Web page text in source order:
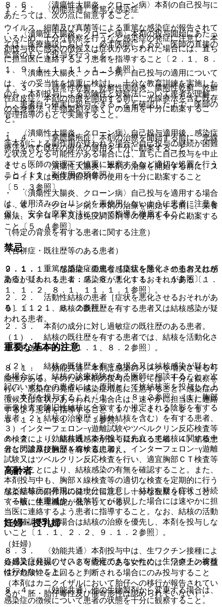
８．６． 〈潰瘍性大腸炎、クローン病〉本剤の自己投与に
あたっては、次の点に留意すること。
・ 〈潰瘍性大腸炎、クローン病〉本剤の投与開始にあたっ
ては、医療施設において、必ず医師によるか、医師の直接の
監督のもとで投与を行うこと。
・ 〈潰瘍性大腸炎、クローン病〉自己投与の適用について
は、その妥当性を慎重に検討し、十分な教育訓練を実施した
のち、本剤投与による危険性と対処法について患者が理解
し、患者自ら確実に投与できることを確認した上で、医師の
管理指導のもとで実施すること。
・ 〈潰瘍性大腸炎、クローン病〉自己投与適用後、感染症
等本剤による副作用が疑われる場合や自己投与の継続が困難
な状況となる可能性がある場合には、直ちに自己投与を中止
させ、医師の管理下で慎重に観察するなど適切な処置を行う
こと〔１１．副作用の項参照〕。
・ 〈潰瘍性大腸炎、クローン病〉自己投与を適用する場合
は、使用済みのシリンジを再使用しないように患者に注意を
促し、安全な廃棄方法について指導を徹底すること。
（特定の背景を有する患者に関する注意）
（合併症・既往歴等のある患者）
９．１．１． 感染症＜重篤な感染症を除く＞の患者又は感
染症が疑われる患者：感染症が悪化するおそれがある〔１．
１、１．２、８．１、１１．１．１参照〕。
９．１．２． 結核の既往歴を有する患者又は結核感染が疑
われる患者。
（１）． 結核の既往歴を有する患者では、結核を活動化さ
せるおそれがある〔１．１、８．２参照〕。
（２）． 結核の既往歴を有する場合又は結核感染が疑われ
る場合には、結核の診療経験がある医師に相談すること。次
記のいずれかの患者には、原則として抗結核薬を投与した上
で、本剤を投与すること〔１．１、８．２参照〕［１）胸部
画像検査で陳旧性結核に合致するか推定される陰影を有する
患者、２）結核の治療歴（肺外結核を含む）を有する患者、
３）インターフェロン−γ遊離試験やツベルクリン反応検査等
の検査により、結核既感染が強く疑われる患者、４）結核患
者との濃厚接触歴を有する患者］。
高齢者
感染症等の副作用の発現に留意し、十分な観察を行うこと
（一般に生理機能が低下している）。
妊婦・授乳婦
（妊婦）
妊婦又は妊娠している可能性のある女性には、治療上の有益
性が危険性を上回ると判断される場合にのみ投与すること
（本剤はカニクイザルにおいて胎仔への移行が報告されてい
るが、胚・胎仔毒性及び催奇形性は認められていない）。
１．２． 〈効能共通〉重篤な感染症
ウイルス、細菌及び真菌等による重篤な感染症が報告されて
いるため、十分な観察を行うなど感染症の発症に注意し、本
剤投与後に感染の徴候又は症状があらわれた場合には、直ち
に担当医に連絡するよう患者を指導すること〔２．１、８．
１、９．１．１、１１．１．１参照〕。
１．３． 〈尋常性乾癬、乾癬性関節炎、膿疱性乾癬、乾癬
性紅皮症〉本剤の治療を開始する前に、光線療法を含む既存
の全身療法（生物製剤を除く）の適用を十分に勘案するこ
と。
１．４． 〈掌蹠膿疱症〉本剤の治療を開始する前に、光線
療法を含む既存の療法の適用を十分に勘案すること。
１．５． 〈潰瘍性大腸炎〉本剤の治療を開始する前に、ス
テロイド又は免疫調節剤等の使用を十分に勘案すること
〔５．３参照〕。
１．６． 〈クローン病〉本剤の治療を開始する前に、栄養
療法、ステロイド又は免疫調節剤等の使用を十分に勘案する
こと〔５．４参照〕。
禁忌
２．１． 重篤な感染症の患者［症状を悪化させるおそれが
ある］〔１．１、１．２、８．１、１１．１．１参照〕。
２．２． 活動性結核の患者［症状を悪化させるおそれがあ
る］〔１．１、８．２参照〕。
２．３． 本剤の成分に対し過敏症の既往歴のある患者。
重要な基本的注意
８．１． 〈効能共通〉本剤は感染のリスクを増大させる可
能性がある。そのため本剤の投与に際しては、十分な観察を
行い、感染症の発症や感染症増悪に注意すること。感染症の
徴候又は症状があらわれた場合には、速やかに担当医に連絡
するよう患者を指導すること〔１．１、１．２、２．１、
９．１．１、１１．１．１参照〕。
８．２． 〈効能共通〉本剤投与に先立って結核に関する十
分な問診及び胸部Ｘ線検査に加え、インターフェロン−γ遊離
試験又はツベルクリン反応検査を行い、適宜胸部ＣＴ検査等
を行うことにより、結核感染の有無を確認すること。また、
本剤投与中も、胸部Ｘ線検査等の適切な検査を定期的に行う
など結核症の発現には十分に注意し、結核を疑う症状（持続
する咳、体重減少、発熱等）が発現した場合には速やかに担
当医に連絡するよう患者に指導すること。なお、結核の活動
性が確認された場合は結核の治療を優先し、本剤を投与しな
いこと〔１．１、２．２、９．１．２参照〕。
８．３． 〈効能共通〉本剤投与中は、生ワクチン接種によ
る感染症発現のリスクを否定できないため、生ワクチン接種
は行わないこと。
８．４． 〈効能共通〉他の生物製剤から変更する場合は、
感染症の徴候について患者の状態を十分に観察すること。